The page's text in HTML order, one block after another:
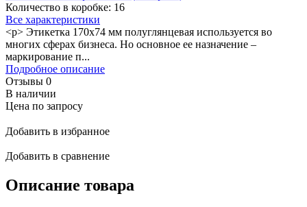
Количество в коробке: 16
Все характеристики
<p> Этикетка 170x74 мм полуглянцевая используется во
многих сферах бизнеса. Но основное ее назначение –
маркирование п...
Подробное описание
Отзывы 0
В наличии
Цена по запросу
Добавить в избранное
Добавить в сравнение
Описание товара